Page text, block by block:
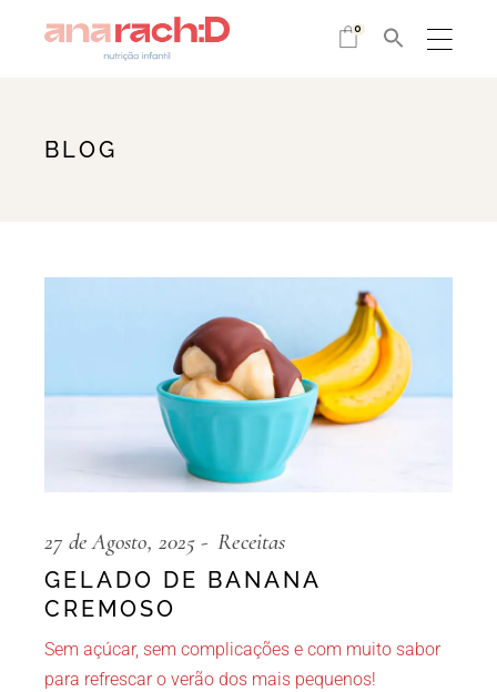
0
BLOG
27 de Agosto, 2025 Receitas
GELADO DE BANANA
CREMOSO
Sem açúcar, sem complicações e com muito sabor
para refrescar o verão dos mais pequenos!